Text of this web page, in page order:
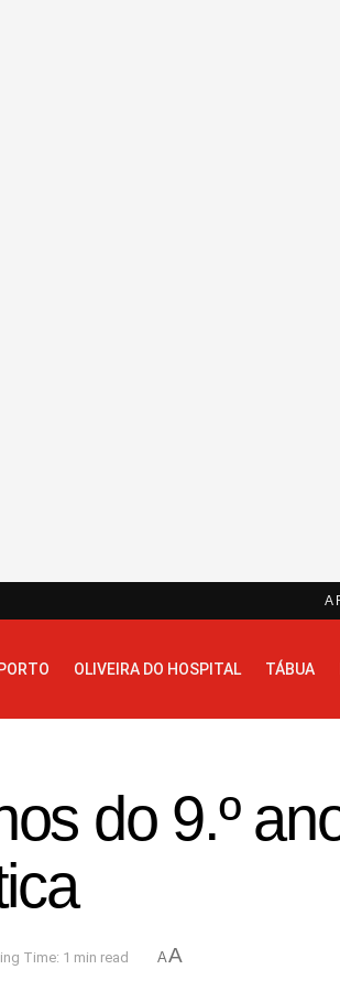
A
OLIVEIRA DO HOSPITAL TÁBUA
do 9.º
Time: 1 min read AA